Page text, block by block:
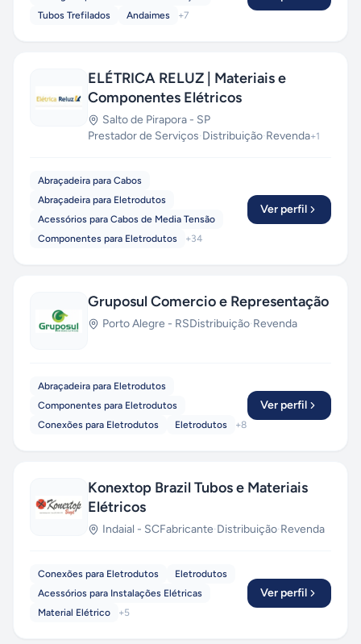
Tubos Trefilados
Andaimes +7
ELÉTRICA RELUZ | Materiais e
Componentes Elétricos
Salto de Pirapora - SP
Prestador de Serviços·Distribuição·Revenda+1
Abraçadeira para Cabos
Abraçadeira para Eletrodutos
Acessórios para Cabos de Media Tensão
Componentes para Eletrodutos
+34
Ver perfil
Gruposul Comercio e Representação
Porto Alegre - RSDistribuição·Revenda
Abraçadeira para Eletrodutos
Componentes para Eletrodutos
Conexões para Eletrodutos
Eletrodutos +8
Ver perfil
Konextop Brazil Tubos e Materiais
Elétricos
Indaial - SCFabricante·Distribuição·Revenda
Conexões para Eletrodutos
Eletrodutos
Acessórios para Instalações Elétricas
Material Elétrico
+5
Ver perfil